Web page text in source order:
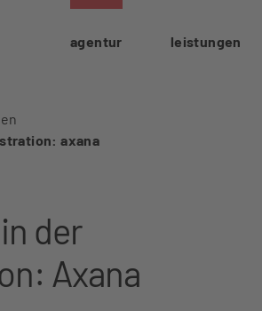
agentur leistungen
axana
der
Axana